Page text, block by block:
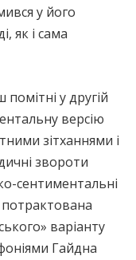
у його
як і сама
помітні у другій
версію
зітханнями і
звороти
сентиментальні
варіанту
Гайдна